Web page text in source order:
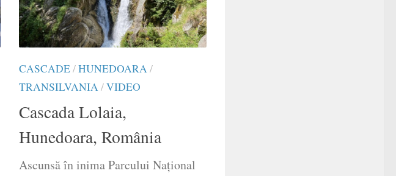
CASCADE/HUNEDOARA/
TRANSILVANIA/VIDEO
Cascada Lolaia,
Hunedoara, România
Ascunsă în inima Parcului Național